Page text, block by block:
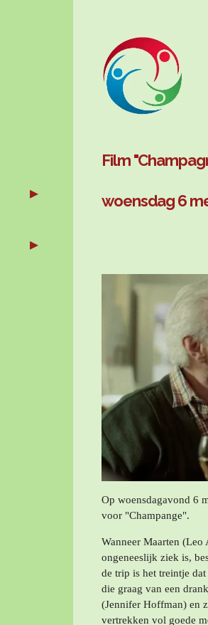
Film
woensdag 6
Op woensdagavond 6
voor "Champange".
Wanneer Maarten
ongeneeslijk ziek is,
de trip is het treintje
die graag van een
(Jennifer Hoffman) en
vertrekken vol goede